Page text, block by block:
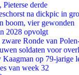
derde
na dickpic in
boom, vier gewonden
2028 opvolgt
Ronde van
soldaten voor
op 79-jarige
van week 32